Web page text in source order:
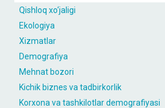
Qishloq xo‘jaligi
Ekologiya
Xizmatlar
Demografiya
Mehnat bozori
Kichik biznes va tadbirkorlik
Korxona va tashkilotlar demografiyasi